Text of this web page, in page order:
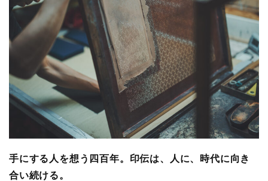
手にする人を想う四百年。印伝は、人に、時代に向き
合い続ける。